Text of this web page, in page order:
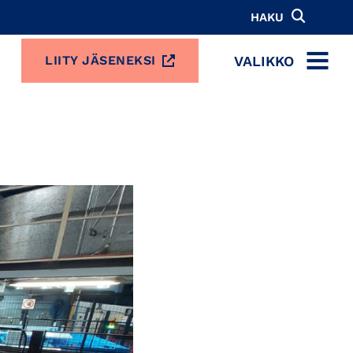
HAKU
LIITY JÄSENEKSI VALIKKO
MENU